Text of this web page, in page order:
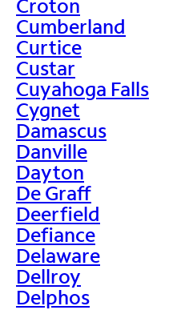
Croton
Cumberland
Curtice
Custar
Cuyahoga Falls
Cygnet
Damascus
Danville
Dayton
De Graff
Deerfield
Defiance
Delaware
Dellroy
Delphos